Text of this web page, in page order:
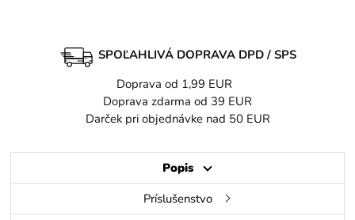
SPOĽAHLIVÁ DOPRAVA DPD / SPS
Doprava od 1,99 EUR
Doprava zdarma od 39 EUR
Darček pri objednávke nad 50 EUR
Popis
Príslušenstvo